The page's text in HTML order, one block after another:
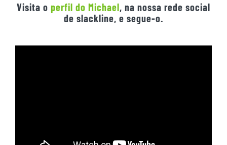
Visita o perfil do Michael, na nossa rede social
de slackline, e segue-o.